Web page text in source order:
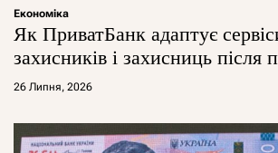
Економіка
Як ПриватБанк адаптує
захисників і захисниць після
26 Липня, 2026